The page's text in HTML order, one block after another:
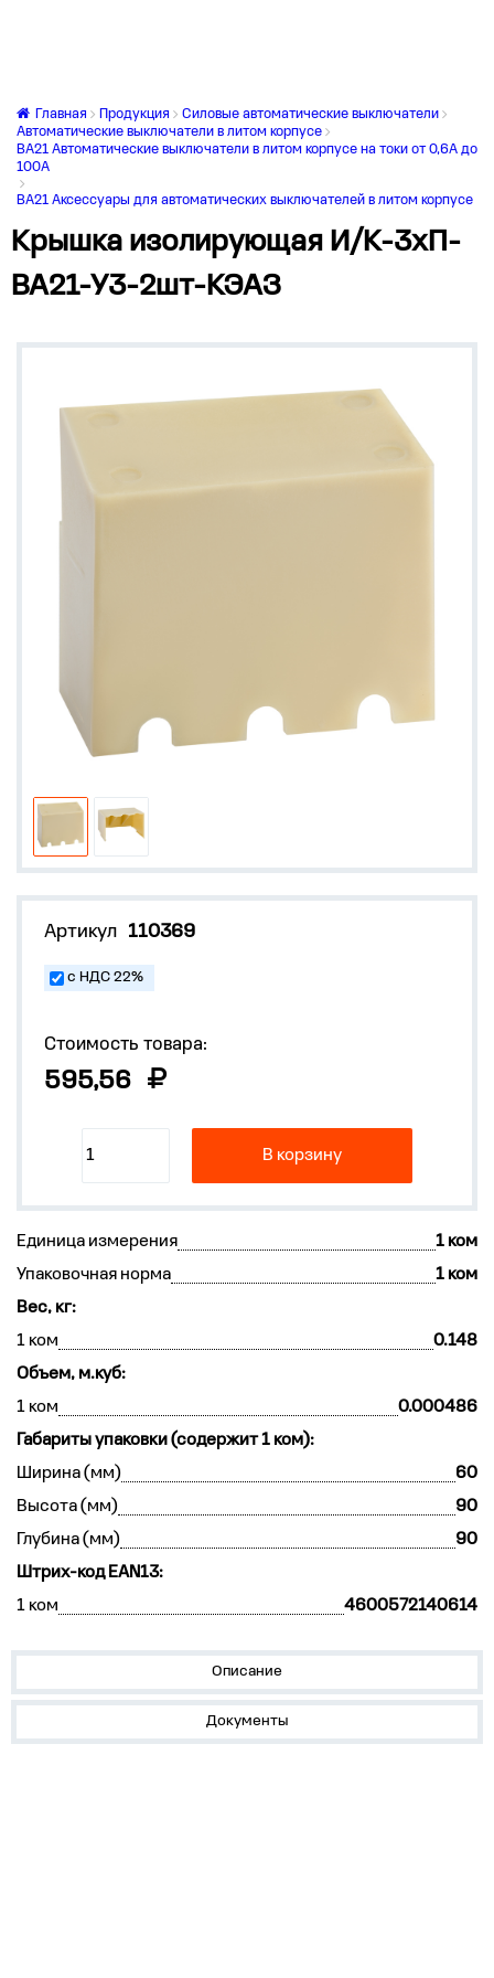
Главная Продукция
Силовые автоматические выключатели
Автоматические выключатели в литом корпусе
ВА21 Автоматические выключатели в литом корпусе на токи от 0,6А до
100А
ВА21 Аксессуары для автоматических выключателей в литом корпусе
Крышка изолирующая И/К-3хП-
ВА21-У3-2шт-КЭАЗ
Артикул 110369
с НДС 22%
Стоимость товара:
595,56
В корзину
Единица измерения
1 ком
Упаковочная норма
1 ком
Вес, кг:
1 ком
0.148
Объем, м.куб:
1 ком
0.000486
Габариты упаковки (содержит 1 ком):
Ширина (мм)
60
Высота (мм)
90
Глубина (мм)
90
Штрих-код EAN13:
1 ком
4600572140614
Описание
Документы